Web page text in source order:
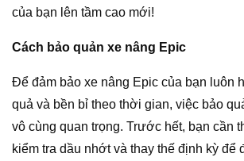
của bạn lên tầm cao mới!
Cách bảo quản xe nâng Epic
Để đảm bảo xe nâng Epic của bạn luôn
quả và bền bỉ theo thời gian, việc bảo
vô cùng quan trọng. Trước hết, bạn cần
kiểm tra dầu nhớt và thay thế định kỳ để